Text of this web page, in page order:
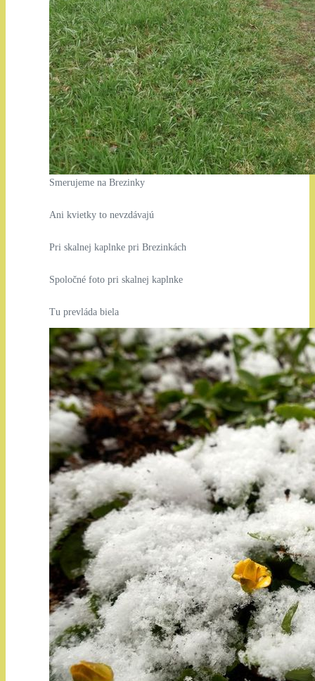
Smerujeme na Brezinky
Ani kvietky to nevzdávajú
Pri skalnej kaplnke pri Brezinkách
Spoločné foto pri skalnej kaplnke
Tu prevláda biela